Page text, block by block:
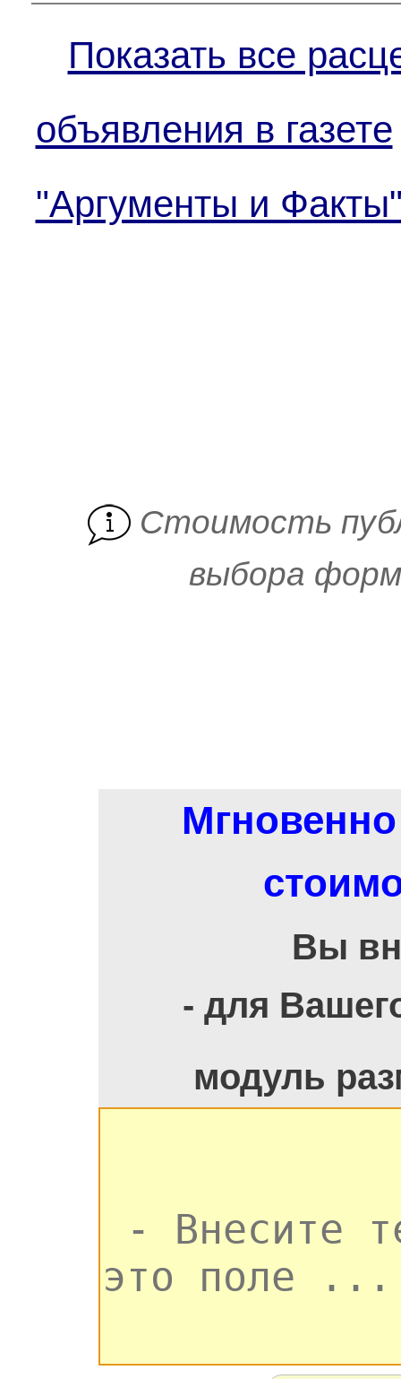
Показать все
объявления в газете
"Аргументы и
Cтоимость
выбора
Вы
- для
модуль